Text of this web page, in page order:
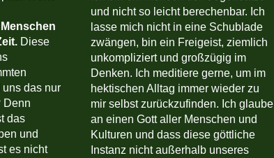
Diese
uns das nur
Denn
das
und
es nicht
und nicht so leicht berechenbar. Ich
lasse mich nicht in eine Schublade
zwängen, bin ein Freigeist, ziemlich
unkompliziert und großzügig im
Denken. Ich meditiere gerne, um im
hektischen Alltag immer wieder zu
mir selbst zurückzufinden. Ich glaube
an einen Gott aller Menschen und
Kulturen und dass diese göttliche
Instanz nicht außerhalb unseres